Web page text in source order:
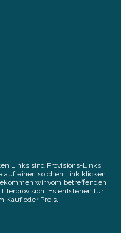
Links sind Provisions-Links,
auf einen solchen Link klicken
wir vom betreffenden
Es entstehen für
Kauf oder Preis.